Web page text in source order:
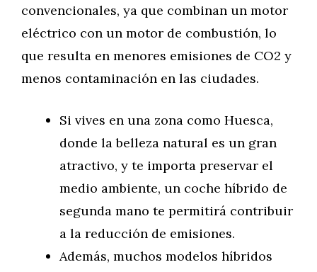
convencionales, ya que combinan un motor
eléctrico con un motor de combustión, lo
que resulta en menores emisiones de CO2 y
menos contaminación en las ciudades.
Si vives en una zona como Huesca,
donde la belleza natural es un gran
atractivo, y te importa preservar el
medio ambiente, un coche híbrido de
segunda mano te permitirá contribuir
a la reducción de emisiones.
Además, muchos modelos híbridos